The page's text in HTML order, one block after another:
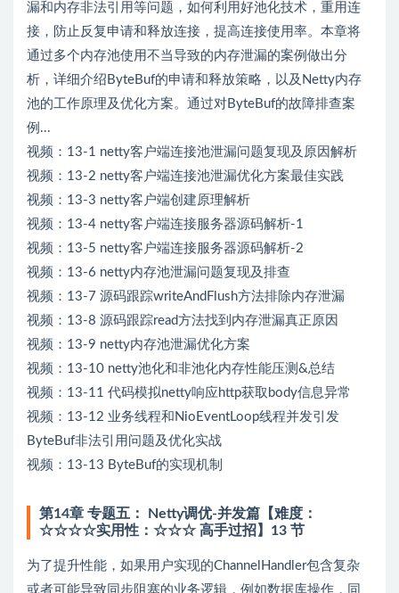
漏和内存非法引用等问题，如何利用好池化技术，重用连
接，防止反复申请和释放连接，提高连接使用率。本章将
通过多个内存池使用不当导致的内存泄漏的案例做出分
析，详细介绍ByteBuf的申请和释放策略，以及Netty内存
池的工作原理及优化方案。通过对ByteBuf的故障排查案
例...
视频：13-1 netty客户端连接池泄漏问题复现及原因解析
视频：13-2 netty客户端连接池泄漏优化方案最佳实践
视频：13-3 netty客户端创建原理解析
视频：13-4 netty客户端连接服务器源码解析-1
视频：13-5 netty客户端连接服务器源码解析-2
视频：13-6 netty内存池泄漏问题复现及排查
视频：13-7 源码跟踪writeAndFlush方法排除内存泄漏
视频：13-8 源码跟踪read方法找到内存泄漏真正原因
视频：13-9 netty内存池泄漏优化方案
视频：13-10 netty池化和非池化内存性能压测&总结
视频：13-11 代码模拟netty响应http获取body信息异常
视频：13-12 业务线程和NioEventLoop线程并发引发
ByteBuf非法引用问题及优化实战
视频：13-13 ByteBuf的实现机制
第14章 专题五： Netty调优-并发篇【难度：
☆☆☆☆实用性：☆☆☆ 高手过招】13 节
为了提升性能，如果用户实现的ChannelHandler包含复杂
或者可能导致同步阻塞的业务逻辑，例如数据库操作，同